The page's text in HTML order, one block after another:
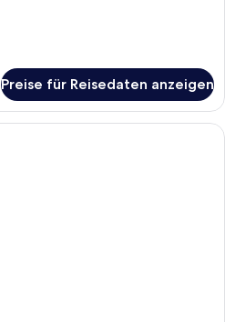
Preise für Reisedaten anzeigen
Ein Schlafzimmer mit einem